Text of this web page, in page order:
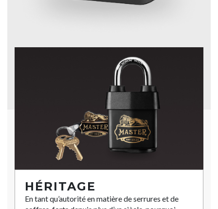
HÉRITAGE
En tant qu’autorité en matière de serrures et de